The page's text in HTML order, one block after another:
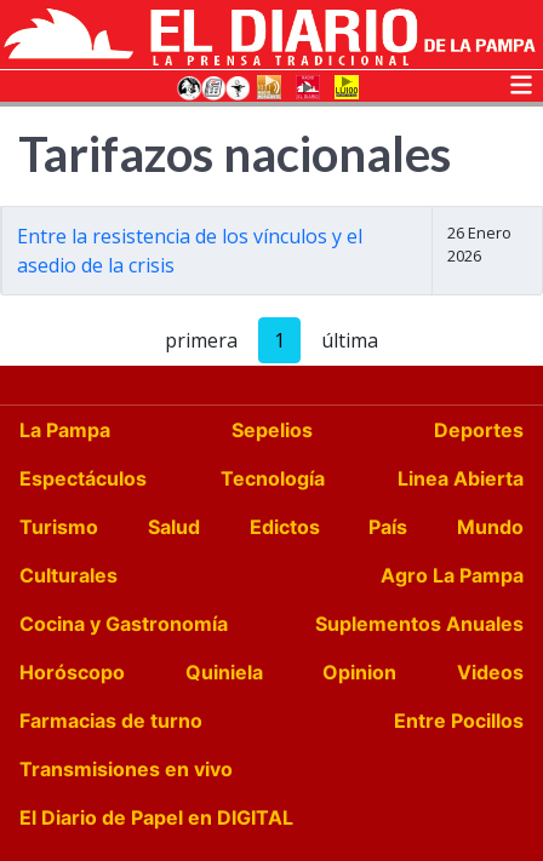
Tarifazos nacionales
Entre la resistencia de los vínculos y el
asedio de la crisis
26 Enero
2026
primera 1 última
La Pampa Sepelios
Deportes
Espectáculos
Tecnología
Linea Abierta
Turismo
Salud Edictos País
Mundo
Culturales
Agro La Pampa
Cocina y Gastronomía
Suplementos Anuales
Horóscopo
Quiniela Opinion
Videos
Farmacias de turno
Entre Pocillos
Transmisiones en vivo
El Diario de Papel en DIGITAL